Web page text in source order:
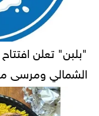
الشمالي ومرسى